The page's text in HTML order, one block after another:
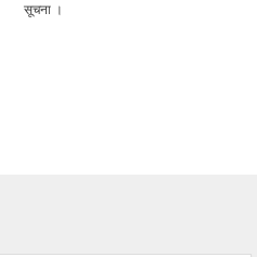
सूचना ।